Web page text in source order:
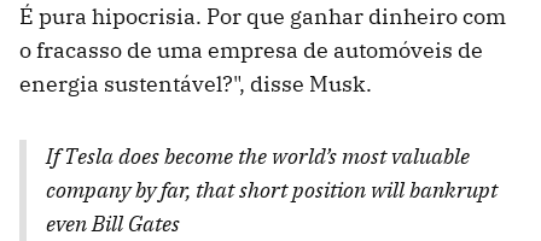
É pura hipocrisia. Por que ganhar dinheiro com
o fracasso de uma empresa de automóveis de
energia sustentável?", disse Musk.
If Tesla does become the world’s most valuable
company by far, that short position will bankrupt
even Bill Gates